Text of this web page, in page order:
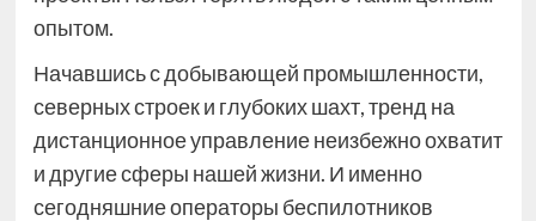
опытом.
Начавшись с добывающей промышленности,
северных строек и глубоких шахт, тренд на
дистанционное управление неизбежно охватит
и другие сферы нашей жизни. И именно
сегодняшние операторы беспилотников